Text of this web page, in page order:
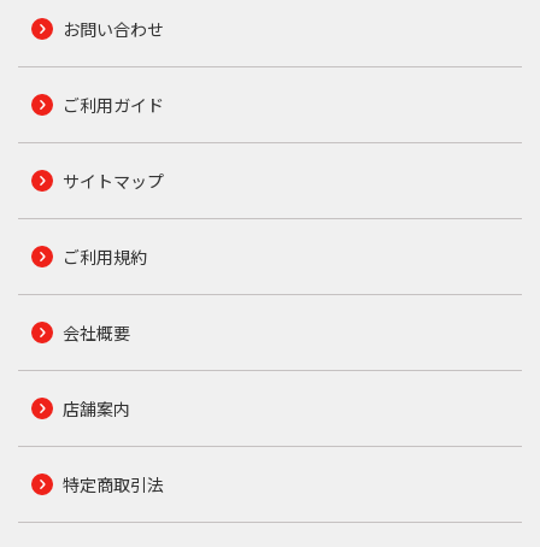
お問い合わせ
ご利用ガイド
サイトマップ
ご利用規約
会社概要
店舗案内
特定商取引法